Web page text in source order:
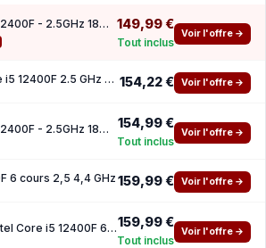
Intel Core i5-12400F - 2.5GHz 18Mo LGA1700 BOX 149,99 €
Tout inclus
Voir l'offre →
Intel Intel Core i5 12400F 2.5 GHz processeur - Box 154,22 € Voir l'offre →
Intel Core i5-12400F - 2.5GHz 18Mo LGA1700 BOX 154,99 €
Tout inclus
Voir l'offre →
6 cours 2,5 4,4 GHz159,99 € Voir l'offre →
Processeur Intel Core i5 12400F 6 cœurs 25 44 GHz159,99 €
Tout inclus
Voir l'offre →